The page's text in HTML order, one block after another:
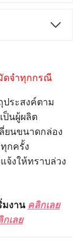
ดจำทุกกรณี
ระสงค์ตาม
ป็นผู้ผลิต
ยนขนาดกล่อง
กครั้ง
จ้งให้ทราบล่วง
มงาน คลิกเลย
กเลย